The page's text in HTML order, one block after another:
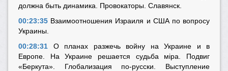
должна быть динамика. Провокаторы. Славянск.
00:23:35 Взаимоотношения Израиля и США по вопросу
Украины.
00:28:31 О планах разжечь войну на Украине и в
Европе. На Украине решается судьба мiра. Подвиг
«Беркута». Глобализация по-русски. Выступление